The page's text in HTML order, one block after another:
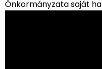
Önkormányzata saját